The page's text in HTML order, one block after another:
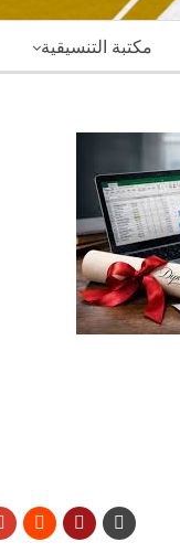
مكتبة التنسيقية